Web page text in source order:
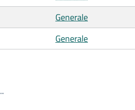
Generale
Generale
Scrivi il numero della pagina a cui andare